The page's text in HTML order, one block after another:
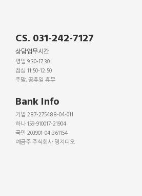
CS. 031-242-7127
상담업무시간
평일 9:30-17:30
점심 11:50-12:50
주말, 공휴일 휴무
Bank Info
기업 287-275488-04-011
하나 159-910017-21904
국민 203901-04-361154
예금주 주식회사 명지디오